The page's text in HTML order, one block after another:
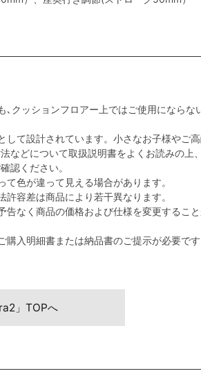
､クッションフロアー上ではご使用にならな
して設計されています。小さなお子様やご
などについて取扱説明書をよくお読みの上
認ください。
色が違って見える場合があります。
容差は商品により若干異なります。
告なく商品の価格および仕様を変更するこ
購入明細書または納品書のご提示が必要です
」TOPへ